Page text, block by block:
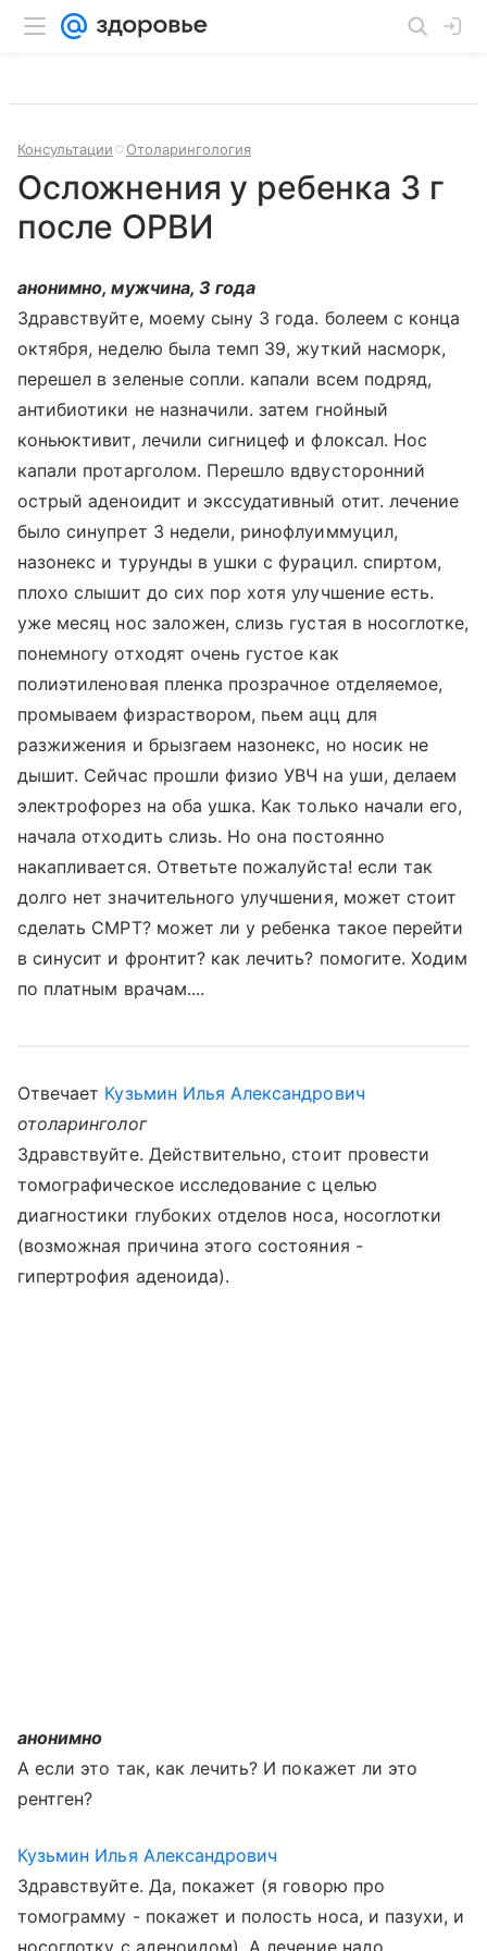
Консультации Отоларингология
Осложнения у ребенка 3 г
после ОРВИ
анонимно, мужчина, 3 года
Здравствуйте, моему сыну 3 года. болеем с конца
октября, неделю была темп 39, жуткий насморк,
перешел в зеленые сопли. капали всем подряд,
антибиотики не назначили. затем гнойный
коньюктивит, лечили сигницеф и флоксал. Нос
капали протарголом. Перешло вдвусторонний
острый аденоидит и экссудативный отит. лечение
было синупрет 3 недели, ринофлуиммуцил,
назонекс и турунды в ушки с фурацил. спиртом,
плохо слышит до сих пор хотя улучшение есть.
уже месяц нос заложен, слизь густая в носоглотке,
понемногу отходят очень густое как
полиэтиленовая пленка прозрачное отделяемое,
промываем физраствором, пьем ацц для
разжижения и брызгаем назонекс, но носик не
дышит. Сейчас прошли физио УВЧ на уши, делаем
электрофорез на оба ушка. Как только начали его,
начала отходить слизь. Но она постоянно
накапливается. Ответьте пожалуйста! если так
долго нет значительного улучшения, может стоит
сделать СМРТ? может ли у ребенка такое перейти
в синусит и фронтит? как лечить? помогите. Ходим
по платным врачам....
Отвечает Кузьмин Илья Александрович
отоларинголог
Здравствуйте. Действительно, стоит провести
томографическое исследование с целью
диагностики глубоких отделов носа, носоглотки
(возможная причина этого состояния -
гипертрофия аденоида).
анонимно
А если это так, как лечить? И покажет ли это
рентген?
Кузьмин Илья Александрович
Здравствуйте. Да, покажет (я говорю про
томограмму - покажет и полость носа, и пазухи, и
носоглотку с аденоидом). А лечение надо